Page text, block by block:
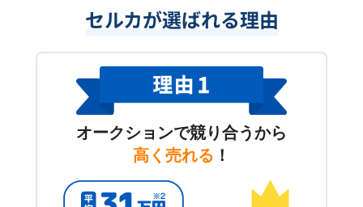
セルカが選ばれる理由
オークションで競り合うから
高く売れる ！